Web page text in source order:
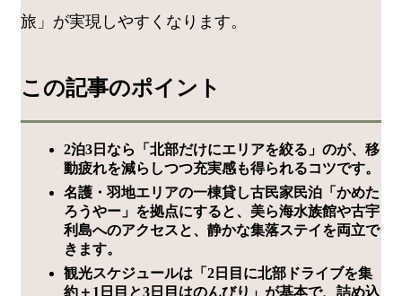
旅」が実現しやすくなります。
この記事のポイント
2泊3日なら「北部だけにエリアを絞る」のが、移
動疲れを減らしつつ充実感も得られるコツです。
名護・羽地エリアの一棟貸し古民家民泊「かめた
ろうやー」を拠点にすると、美ら海水族館や古宇
利島へのアクセスと、静かな集落ステイを両立で
きます。
観光スケジュールは「2日目に北部ドライブを集
約＋1日目と3日目はのんびり」が基本で、詰め込